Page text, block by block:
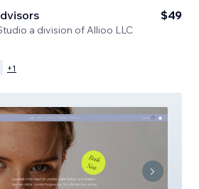
a division of Allioo LLC
$49
+1